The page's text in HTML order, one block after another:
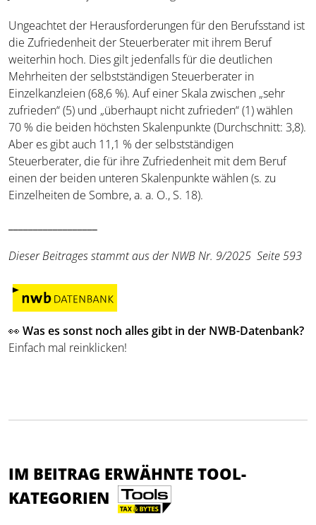
Ungeachtet der Herausforderungen für den Berufsstand ist
die Zufriedenheit der Steuerberater mit ihrem Beruf
weiterhin hoch. Dies gilt jedenfalls für die deutlichen
Mehrheiten der selbstständigen Steuerberater in
Einzelkanzleien (68,6 %). Auf einer Skala zwischen „sehr
zufrieden“ (5) und „überhaupt nicht zufrieden“ (1) wählen
70 % die beiden höchsten Skalenpunkte (Durchschnitt: 3,8).
Aber es gibt auch 11,1 % der selbstständigen
Steuerberater, die für ihre Zufriedenheit mit dem Beruf
einen der beiden unteren Skalenpunkte wählen (s. zu
Einzelheiten de Sombre, a. a. O., S. 18).
Dieser Beitrages stammt aus der NWB Nr. 9/2025 Seite 593
👀 Was es sonst noch alles gibt in der NWB-Datenbank?
Einfach mal reinklicken!
IM BEITRAG ERWÄHNTE TOOL-
KATEGORIEN